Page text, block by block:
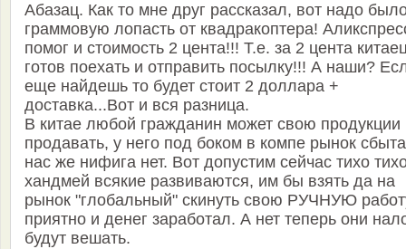
Абазац. Как то мне друг рассказал, вот надо
граммовую лопасть от квадракоптера!
помог и стоимость 2 цента!!! Т.е. за 2 цента
готов поехать и отправить посылку!!! А наши?
еще найдешь то будет стоит 2 доллара +
доставка...Вот и вся разница.
В китае любой гражданин может свою продукции
продавать, у него под боком в компе рынок
нас же нифига нет. Вот допустим сейчас тихо
хандмей всякие развиваются, им бы взять да на
рынок "глобальный" скинуть свою РУЧНУЮ
приятно и денег заработал. А нет теперь они
будут вешать.